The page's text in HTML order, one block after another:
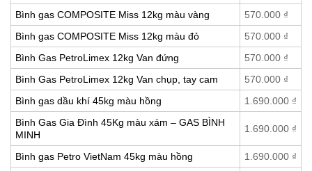
Bình gas COMPOSITE Miss 12kg màu vàng
570.000 ₫
Bình gas COMPOSITE Miss 12kg màu đỏ
570.000 ₫
Bình Gas PetroLimex 12kg Van đứng
570.000 ₫
Bình Gas PetroLimex 12kg Van chụp, tay cam
570.000 ₫
Bình gas dầu khí 45kg màu hồng
1.690.000 ₫
Bình Gas Gia Đình 45Kg màu xám – GAS BÌNH
MINH
1.690.000 ₫
Bình gas Petro VietNam 45kg màu hồng 1.690.000 ₫